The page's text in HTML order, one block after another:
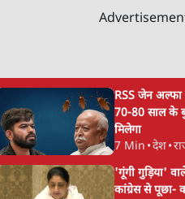
RSS जेन अल्फा
70-80 साल के
मिलेगा
7 Min •देश•
'गूंगी गुड़िया'
कांग्रेस से पूछा-